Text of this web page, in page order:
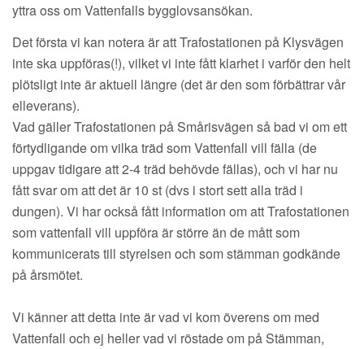
yttra oss om Vattenfalls bygglovsansökan.
Det första vi kan notera är att Trafostationen på Klysvägen
inte ska uppföras(!), vilket vi inte fått klarhet i varför den helt
plötsligt inte är aktuell längre (det är den som förbättrar vår
elleverans).
Vad gäller Trafostationen på Smårisvägen så bad vi om ett
förtydligande om vilka träd som Vattenfall vill fälla (de
uppgav tidigare att 2-4 träd behövde fällas), och vi har nu
fått svar om att det är 10 st (dvs i stort sett alla träd i
dungen). Vi har också fått information om att Trafostationen
som vattenfall vill uppföra är större än de mått som
kommunicerats till styrelsen och som stämman godkände
på årsmötet.
Vi känner att detta inte är vad vi kom överens om med
Vattenfall och ej heller vad vi röstade om på Stämman,